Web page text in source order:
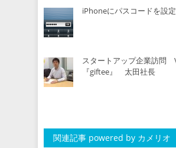
iPhoneにパスコードを設
スタートアップ企業訪問
『giftee』 太田社長
関連記事 powered by カメリオ